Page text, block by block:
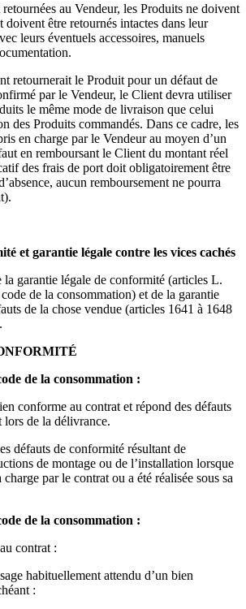
au Vendeur, les Produits ne doivent
doivent être retournés intactes dans leur
leurs éventuels accessoires, manuels
retournerait le Produit pour un défaut de
par le Vendeur, le Client devra utiliser
le même mode de livraison que celui
des Produits commandés. Dans ce cadre, les
en charge par le Vendeur au moyen d’un
en remboursant le Client du montant réel
des frais de port doit obligatoirement être
aucun remboursement ne pourra
et garantie légale contre les vices cachés
garantie légale de conformité (articles L.
de la consommation) et de la garantie
de la chose vendue (articles 1641 à 1648
de la consommation :
conforme au contrat et répond des défauts
de la délivrance.
défauts de conformité résultant de
de montage ou de l’installation lorsque
par le contrat ou a été réalisée sous sa
de la consommation :
contrat :
habituellement attendu d’un bien
: